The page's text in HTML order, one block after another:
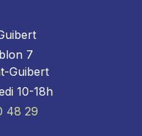
7
Guibert
10-18h
48 29